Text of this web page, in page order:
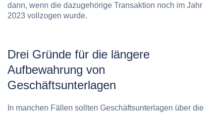
dann, wenn die dazugehörige Transaktion noch im Jahr
2023 vollzogen wurde.
Drei Gründe für die längere
Aufbewahrung von
Geschäftsunterlagen
In manchen Fällen sollten Geschäftsunterlagen über die